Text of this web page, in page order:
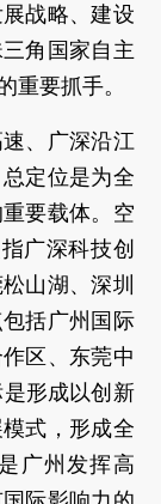
战略、建设
角国家自主
重要抓手。
、广深沿江
定位是为全
要载体。空
广深科技创
山湖、深圳
括广州国际
区、东莞中
形成以创新
式，形成全
广州发挥高